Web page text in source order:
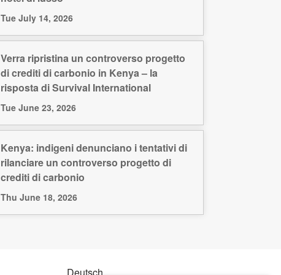
Tue July 14, 2026
Verra ripristina un controverso progetto
di crediti di carbonio in Kenya – la
risposta di Survival International
Tue June 23, 2026
Kenya: indigeni denunciano i tentativi di
rilanciare un controverso progetto di
crediti di carbonio
Thu June 18, 2026